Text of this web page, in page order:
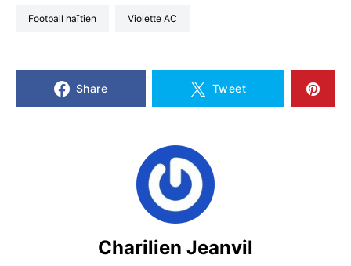
Football haïtien Violette AC
Share Tweet
Charilien Jeanvil